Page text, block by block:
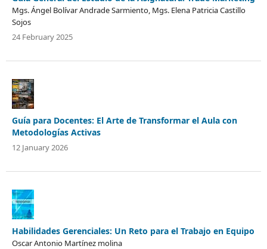
Mgs. Ángel Bolívar Andrade Sarmiento, Mgs. Elena Patricia Castillo
Sojos
24 February 2025
Guía para Docentes: El Arte de Transformar el Aula con
Metodologías Activas
12 January 2026
Habilidades Gerenciales: Un Reto para el Trabajo en Equipo
Oscar Antonio Martínez molina